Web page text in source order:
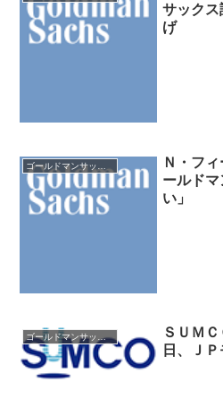
サック
げ
Ｎ・フ
ールド
い」
ゴールドマンサックス証券
ＳＵＭ
日、Ｊ